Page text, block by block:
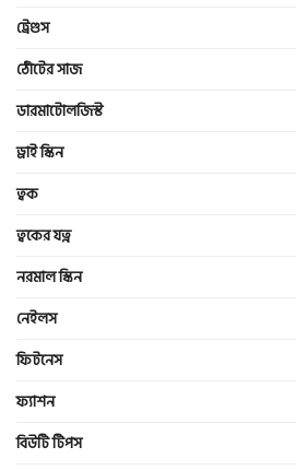
ট্রেণ্ডস
ঠোঁটের সাজ
ডারমাটোলজিস্ট
ড্রাই স্কিন
ত্বক
ত্বকের যত্ন
নরমাল স্কিন
নেইলস
ফিটনেস
ফ্যাশন
বিউটি টিপস